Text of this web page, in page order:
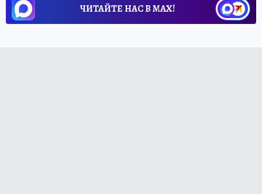
ЧИТАЙТЕ НАС В МАХ!